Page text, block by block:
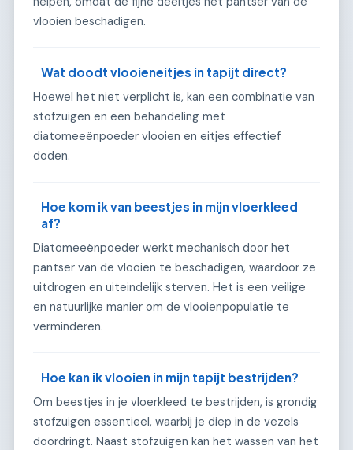
vlooien beschadigen.
Wat doodt vlooieneitjes in tapijt direct?
Hoewel het niet verplicht is, kan een combinatie van
stofzuigen en een behandeling met
diatomeeënpoeder vlooien en eitjes effectief
doden.
Hoe kom ik van beestjes in mijn vloerkleed
af?
Diatomeeënpoeder werkt mechanisch door het
pantser van de vlooien te beschadigen, waardoor ze
uitdrogen en uiteindelijk sterven. Het is een veilige
en natuurlijke manier om de vlooienpopulatie te
verminderen.
Hoe kan ik vlooien in mijn tapijt bestrijden?
Om beestjes in je vloerkleed te bestrijden, is grondig
stofzuigen essentieel, waarbij je diep in de vezels
doordringt. Naast stofzuigen kan het wassen van het